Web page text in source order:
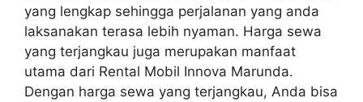
yang lengkap sehingga perjalanan yang anda
laksanakan terasa lebih nyaman. Harga sewa
yang terjangkau juga merupakan manfaat
utama dari Rental Mobil Innova Marunda.
Dengan harga sewa yang terjangkau, Anda bisa